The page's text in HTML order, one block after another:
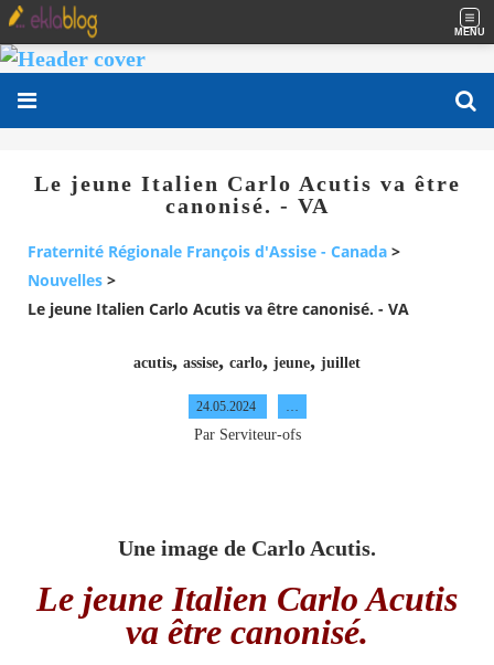
MENU
Le jeune Italien Carlo Acutis va être
canonisé. - VA
Fraternité Régionale François d'Assise - Canada >
Nouvelles >
Le jeune Italien Carlo Acutis va être canonisé. - VA
acutis, assise, carlo, jeune, juillet
24.05.2024
Par Serviteur-ofs
Une image de Carlo Acutis.
Le jeune Italien Carlo Acutis
va être canonisé.